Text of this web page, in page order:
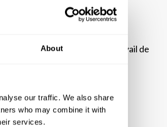
About
our traffic. We also share
who may combine it with
services.
innovantes, les
d'Alzheimer et faciliter le travail de